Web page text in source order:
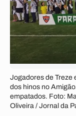
Jogadores de Treze
dos hinos no
empatados. Foto:
Oliveira / Jornal da